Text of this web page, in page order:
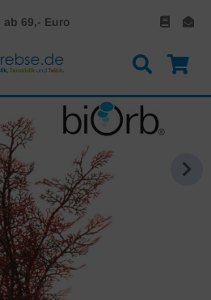
69,- Euro